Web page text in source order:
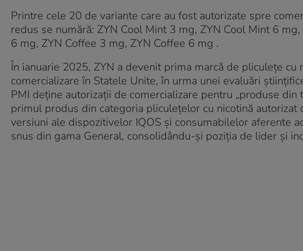
Printre cele 20 de variante care au fost autorizate spre
redus se numără: ZYN Cool Mint 3 mg, ZYN Cool Mint 6 mg,
6 mg, ZYN Coffee 3 mg, ZYN Coffee 6 mg .
În ianuarie 2025, ZYN a devenit prima marcă de pliculețe cu
comercializare în Statele Unite, în urma unei evaluări
PMI deține autorizații de comercializare pentru „produse
primul produs din categoria pliculețelor cu nicotină
versiuni ale dispozitivelor IQOS și consumabilelor aferente
snus din gama General, consolidându-și poziția de lider și